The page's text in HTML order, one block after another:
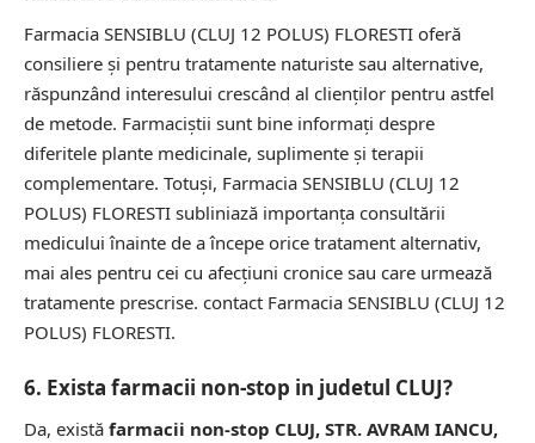
Farmacia SENSIBLU (CLUJ 12 POLUS) FLORESTI oferă
consiliere și pentru tratamente naturiste sau alternative,
răspunzând interesului crescând al clienților pentru astfel
de metode. Farmaciștii sunt bine informați despre
diferitele plante medicinale, suplimente și terapii
complementare. Totuși, Farmacia SENSIBLU (CLUJ 12
POLUS) FLORESTI subliniază importanța consultării
medicului înainte de a începe orice tratament alternativ,
mai ales pentru cei cu afecțiuni cronice sau care urmează
tratamente prescrise. contact Farmacia SENSIBLU (CLUJ 12
POLUS) FLORESTI.
6. Exista farmacii non-stop in judetul CLUJ?
Da, există farmacii non-stop CLUJ, STR. AVRAM IANCU,